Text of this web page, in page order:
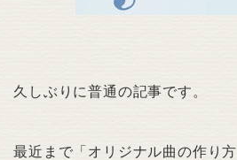
久しぶりに普通の記事です。
最近まで「オリジナル曲の作り